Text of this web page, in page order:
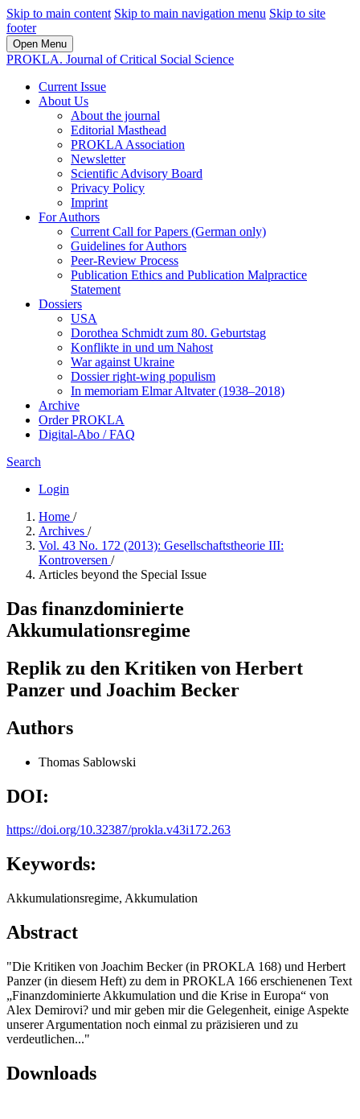
Skip to main content Skip to main navigation menu Skip to site
footer
Open Menu
PROKLA. Journal of Critical Social Science
Current Issue
About Us
About the journal
Editorial Masthead
PROKLA Association
Newsletter
Scientific Advisory Board
Privacy Policy
Imprint
For Authors
Current Call for Papers (German only)
Guidelines for Authors
Peer-Review Process
Publication Ethics and Publication Malpractice
Statement
Dossiers
USA
Dorothea Schmidt zum 80. Geburtstag
Konflikte in und um Nahost
War against Ukraine
Dossier right-wing populism
In me­mo­ri­am Elmar Altvater (1938–2018)
Archive
Order PROKLA
Digital-Abo / FAQ
Search
Login
Home /
Archives /
Vol. 43 No. 172 (2013): Gesellschaftstheorie III:
Kontroversen /
Articles beyond the Special Issue
Das finanzdominierte
Akkumulationsregime
Replik zu den Kritiken von Herbert
Panzer und Joachim Becker
Authors
Thomas Sablowski
DOI:
https://doi.org/10.32387/prokla.v43i172.263
Keywords:
Akkumulationsregime, Akkumulation
Abstract
"Die Kritiken von Joachim Becker (in PROKLA 168) und Herbert
Panzer (in diesem Heft) zu dem in PROKLA 166 erschienenen Text
„Finanzdominierte Akkumulation und die Krise in Europa“ von
Alex Demirovi? und mir geben mir die Gelegenheit, einige Aspekte
unserer Argumentation noch einmal zu präzisieren und zu
verdeutlichen..."
Downloads